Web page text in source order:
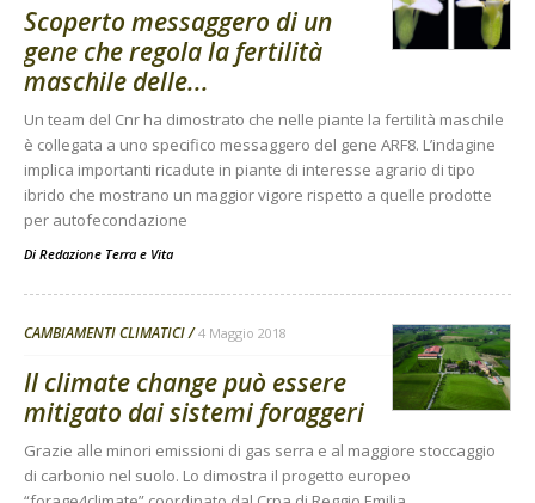
Scoperto messaggero di un
gene che regola la fertilità
maschile delle...
Un team del Cnr ha dimostrato che nelle piante la fertilità maschile
è collegata a uno specifico messaggero del gene ARF8. L’indagine
implica importanti ricadute in piante di interesse agrario di tipo
ibrido che mostrano un maggior vigore rispetto a quelle prodotte
per autofecondazione
Di Redazione Terra e Vita
CAMBIAMENTI CLIMATICI 4 Maggio 2018
Il climate change può essere
mitigato dai sistemi foraggeri
Grazie alle minori emissioni di gas serra e al maggiore stoccaggio
di carbonio nel suolo. Lo dimostra il progetto europeo